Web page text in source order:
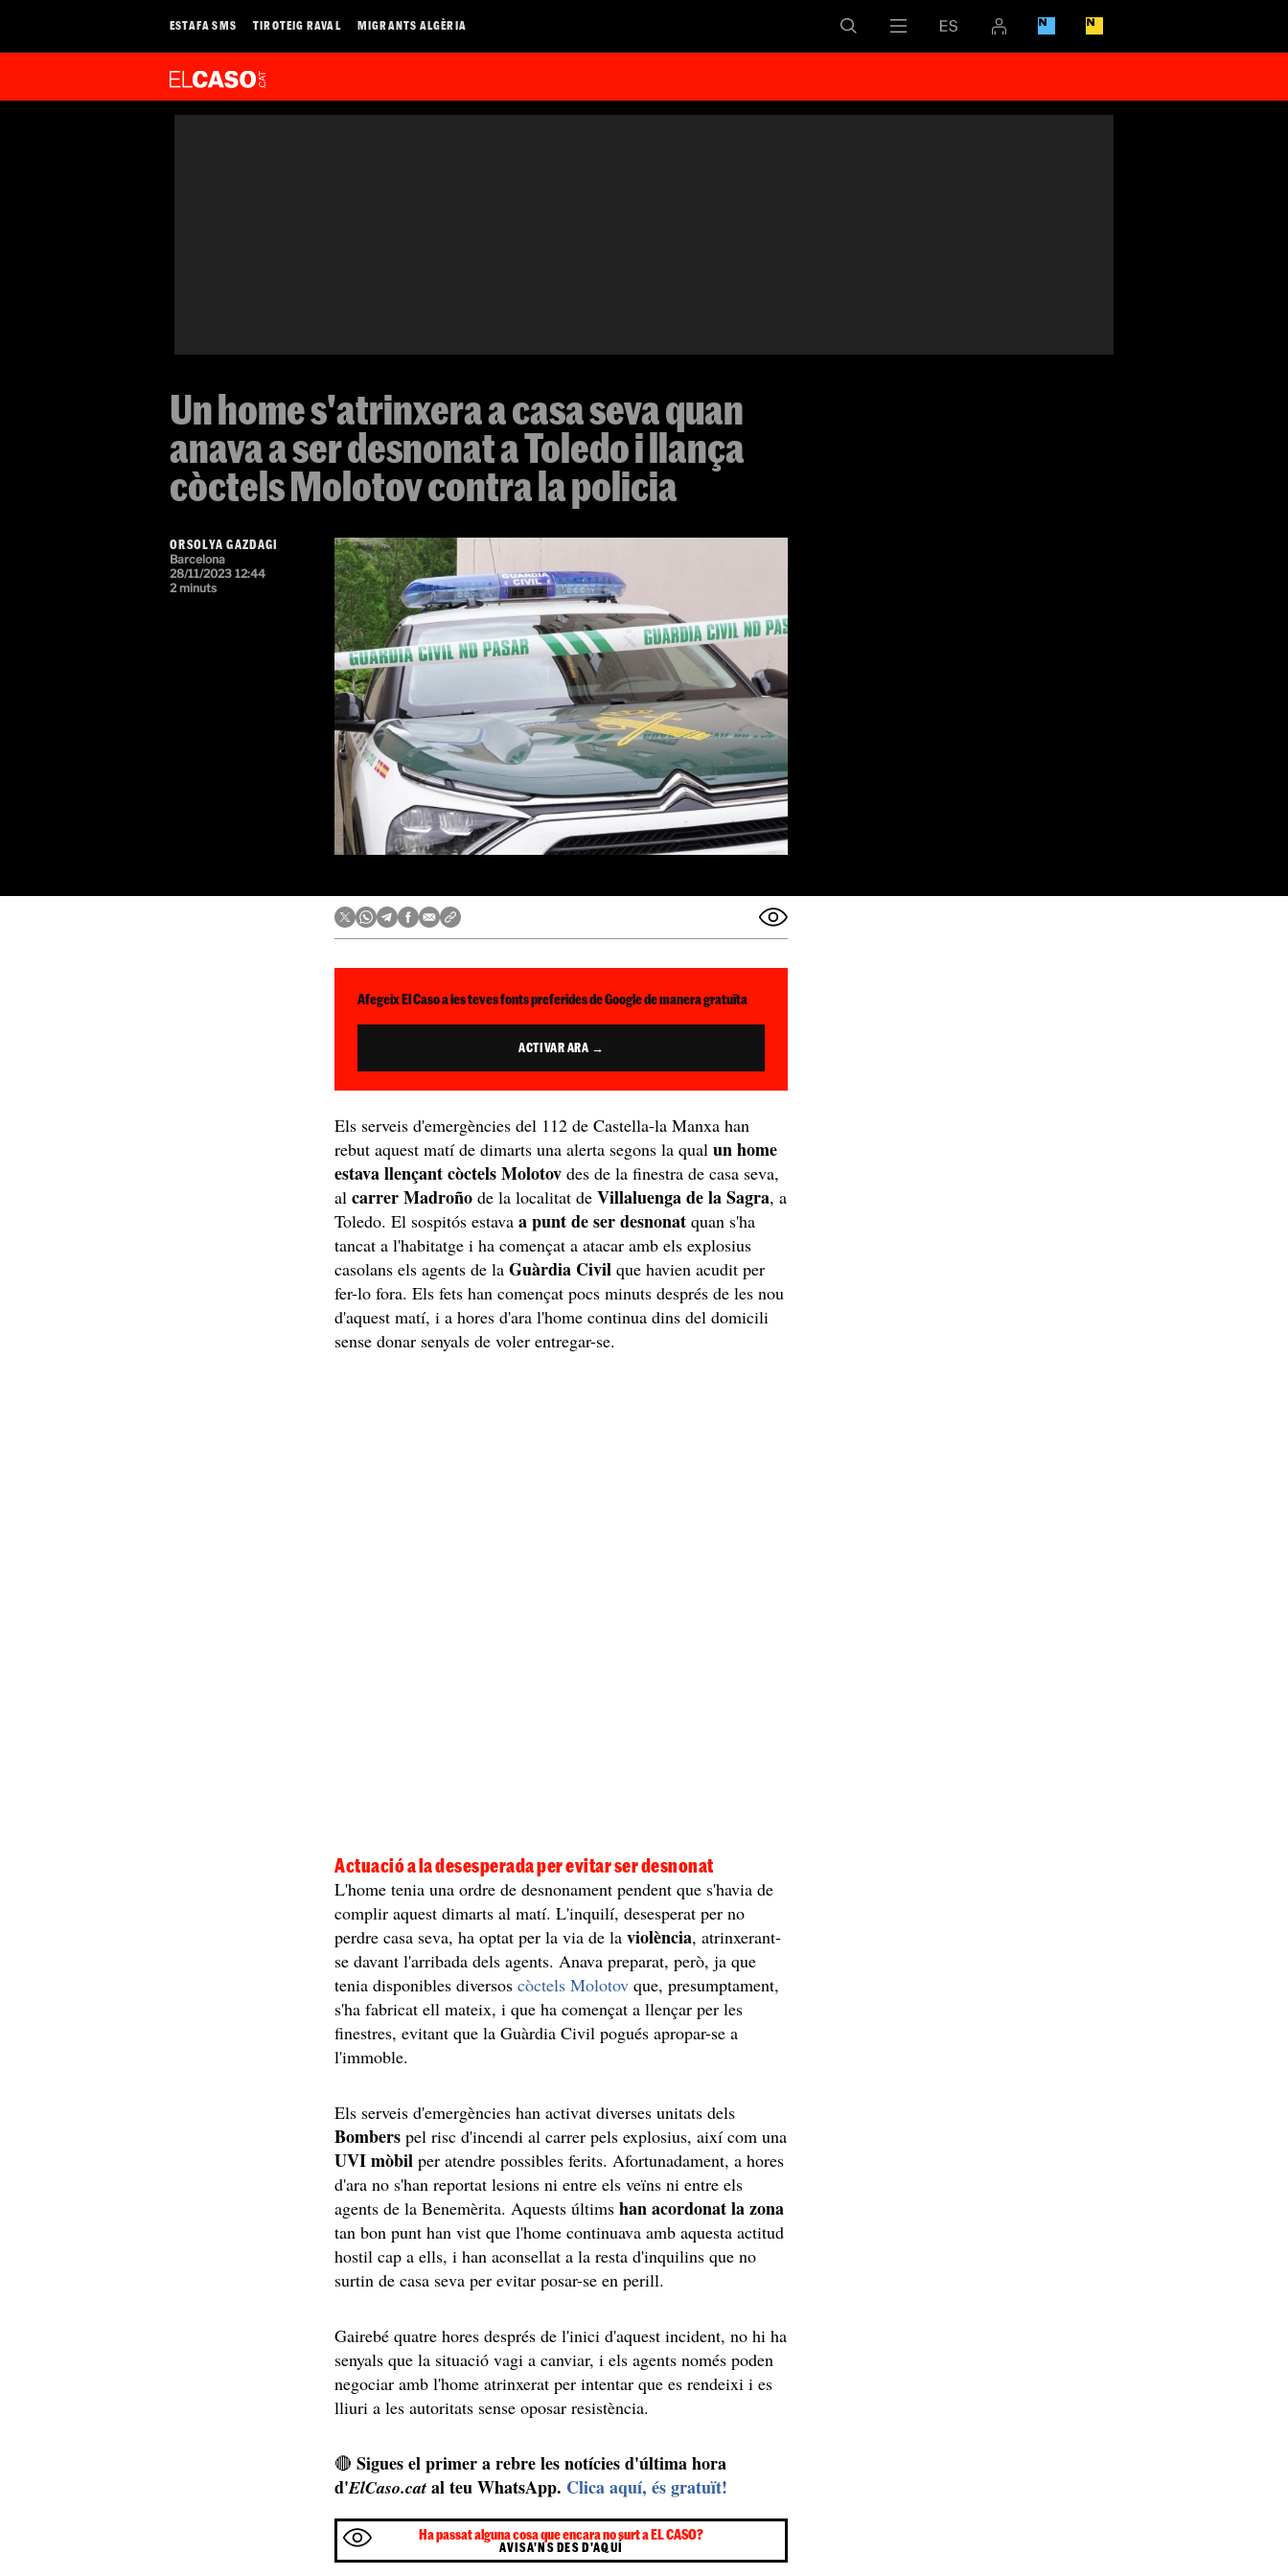
ESTAFA SMS TIROTEIG RAVAL MIGRANTS ALGÈRIA
Un home s'atrinxera a casa seva quan
anava a ser desnonat a Toledo i llança
còctels Molotov contra la policia
ORSOLYA GAZDAGI
Barcelona
28/11/2023 12:44
2 minuts
Afegeix El Caso a les teves fonts preferides de Google de manera gratuïta
ACTIVAR ARA →
Els serveis d'emergències del 112 de Castella-la Manxa han
rebut aquest matí de dimarts una alerta segons la qualun home
estava llençant còctels Molotovdes de la finestra de casa seva,
alcarrer Madroño de la localitat deVillaluenga de la Sagra, a
Toledo. El sospitós estavaa punt de ser desnonat quan s'ha
tancat a l'habitatge i ha començat a atacar amb els explosius
casolans els agents de laGuàrdia Civil que havien acudit per
fer-lo fora. Els fets han començat pocs minuts després de les nou
d'aquest matí, i a hores d'ara l'home continua dins del domicili
sense donar senyals de voler entregar-se.
Actuació a la desesperada per evitar ser desnonat
L'home tenia una ordre de desnonament pendent que s'havia de
complir aquest dimarts al matí. L'inquilí, desesperat per no
perdre casa seva, ha optat per la via de laviolència, atrinxerant-
se davant l'arribada dels agents. Anava preparat, però, ja que
tenia disponibles diversoscòctels Molotov que, presumptament,
s'ha fabricat ell mateix, i que ha començat a llençar per les
finestres, evitant que la Guàrdia Civil pogués apropar-se a
l'immoble.
Els serveis d'emergències han activat diverses unitats dels
Bomberspel risc d'incendi al carrer pels explosius, així com una
UVI mòbil per atendre possibles ferits. Afortunadament, a hores
d'ara no s'han reportat lesions ni entre els veïns ni entre els
agents de la Benemèrita. Aquests últimshan acordonat la zona
tan bon punt han vist que l'home continuava amb aquesta actitud
hostil cap a ells, i han aconsellat a la resta d'inquilins que no
surtin de casa seva per evitar posar-se en perill.
Gairebé quatre hores després de l'inici d'aquest incident, no hi ha
senyals que la situació vagi a canviar, i els agents només poden
negociar amb l'home atrinxerat per intentar que es rendeixi i es
lliuri a les autoritats sense oposar resistència.
🔴Sigues el primer a rebre les notícies d'última hora
d'ElCaso.cat al teu WhatsApp. Clica aquí, és gratuït!
Ha passat alguna cosa que encara no surt a EL CASO?
AVISA'NS DES D'AQUÍ